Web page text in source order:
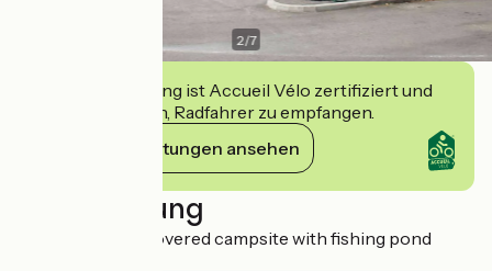
2/7
Diese Einrichtung ist Accueil Vélo zertifiziert und
verpflichtet sich, Radfahrer zu empfangen.
Ihre Verpflichtungen ansehen
Beschreibung
Very quiet, tree covered campsite with fishing pond